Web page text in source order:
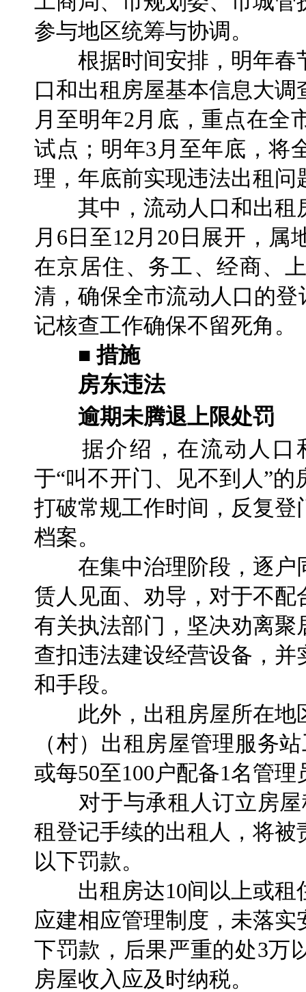
参与地区统筹与协调。
根据时间安排，明年春
口和出租房屋基本信息大
月至明年2月底，重点在全
试点；明年3月至年底，将
理，年底前实现违法出租问
其中，流动人口和出租
月6日至12月20日展开，
在京居住、务工、经商、
清，确保全市流动人口的
记核查工作确保不留死角。
■ 措施
房东违法
逾期未腾退上限处罚
据介绍，在流动人口
于“叫不开门、见不到人”
打破常规工作时间，反复
档案。
在集中治理阶段，逐户
赁人见面、劝导，对于不
有关执法部门，坚决劝离
查扣违法建设经营设备，
和手段。
此外，出租房屋所在地
（村）出租房屋管理服务
或每50至100户配备1名管理
对于与承租人订立房屋
租登记手续的出租人，将被
以下罚款。
出租房达10间以上或租
应建相应管理制度，未落
下罚款，后果严重的处3万
房屋收入应及时纳税。